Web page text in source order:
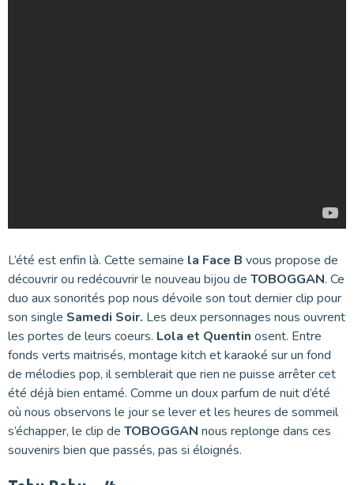
L’été est enfin là. Cette semaine la Face B vous propose de
découvrir ou redécouvrir le nouveau bijou de TOBOGGAN. Ce
duo aux sonorités pop nous dévoile son tout dernier clip pour
son single Samedi Soir. Les deux personnages nous ouvrent
les portes de leurs coeurs. Lola et Quentin osent. Entre
fonds verts maitrisés, montage kitch et karaoké sur un fond
de mélodies pop, il semblerait que rien ne puisse arrêter cet
été déjà bien entamé. Comme un doux parfum de nuit d’été
où nous observons le jour se lever et les heures de sommeil
s’échapper, le clip de TOBOGGAN nous replonge dans ces
souvenirs bien que passés, pas si éloignés.